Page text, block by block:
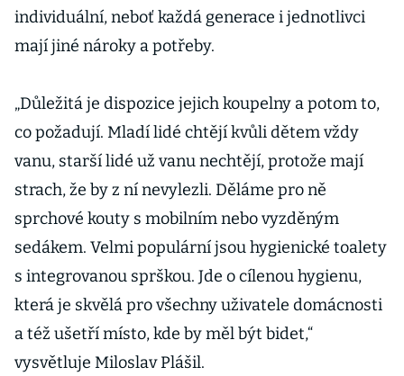
individuální, neboť každá generace i jednotlivci
mají jiné nároky a potřeby.
„Důležitá je dispozice jejich koupelny a potom to,
co požadují. Mladí lidé chtějí kvůli dětem vždy
vanu, starší lidé už vanu nechtějí, protože mají
strach, že by z ní nevylezli. Děláme pro ně
sprchové kouty s mobilním nebo vyzděným
sedákem. Velmi populární jsou hygienické toalety
s integrovanou sprškou. Jde o cílenou hygienu,
která je skvělá pro všechny uživatele domácnosti
a též ušetří místo, kde by měl být bidet,“
vysvětluje Miloslav Plášil.